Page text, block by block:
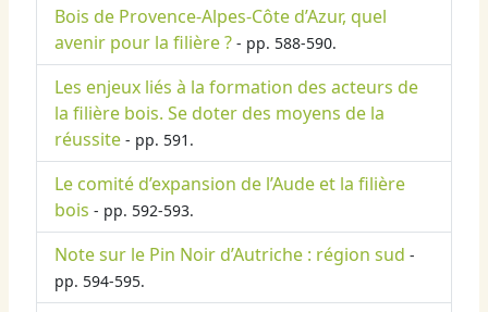
Bois de Provence-Alpes-Côte d’Azur, quel
avenir pour la filière ? - pp. 588-590.
Les enjeux liés à la formation des acteurs de
la filière bois. Se doter des moyens de la
réussite - pp. 591.
Le comité d’expansion de l’Aude et la filière
bois - pp. 592-593.
Note sur le Pin Noir d’Autriche : région sud -
pp. 594-595.